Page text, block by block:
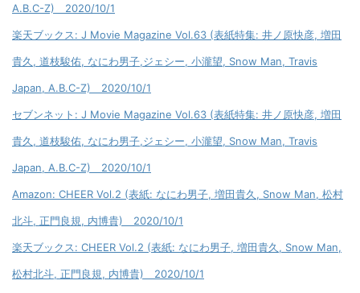
A.B.C-Z) 2020/10/1
楽天ブックス: J Movie Magazine Vol.63 (表紙特集: 井ノ原快彦, 増田
貴久, 道枝駿佑, なにわ男子,ジェシー, 小瀧望, Snow Man, Travis
Japan, A.B.C-Z) 2020/10/1
セブンネット: J Movie Magazine Vol.63 (表紙特集: 井ノ原快彦, 増田
貴久, 道枝駿佑, なにわ男子,ジェシー, 小瀧望, Snow Man, Travis
Japan, A.B.C-Z) 2020/10/1
Amazon: CHEER Vol.2 (表紙: なにわ男子, 増田貴久, Snow Man, 松村
北斗, 正門良規, 内博貴) 2020/10/1
楽天ブックス: CHEER Vol.2 (表紙: なにわ男子, 増田貴久, Snow Man,
松村北斗, 正門良規, 内博貴) 2020/10/1